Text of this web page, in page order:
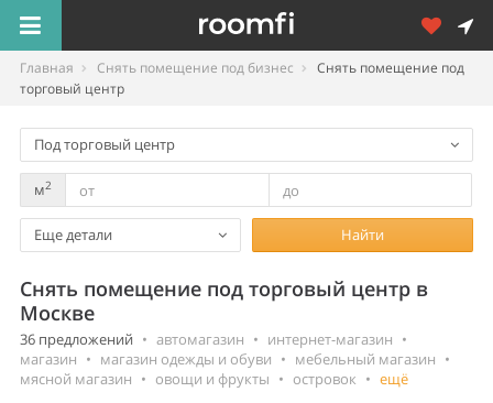
Главная Снять помещение под бизнес
Снять помещение под
торговый центр
Под торговый центр
м2
Еще детали Найти
Снять помещение под торговый центр в
Москве
36 предложений • автомагазин • интернет-магазин •
магазин • магазин одежды и обуви • мебельный магазин •
мясной магазин • овощи и фрукты • островок • ещё